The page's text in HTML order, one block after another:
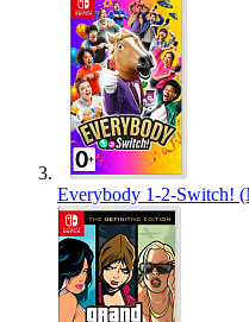
Everybody 1-2-Switch!